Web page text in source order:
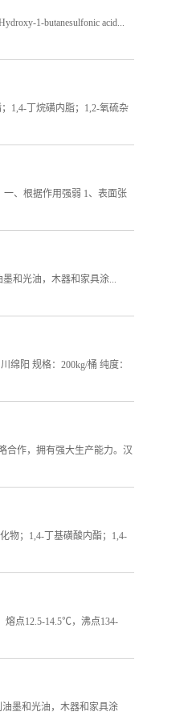
1-butanesulfonic acid...
1,4-丁烷磺内脂；1,2-氧硫杂
、根据作用强弱 1、表面张
和光油，木器和家具涂...
阳 规格：200kg/桶 纯度：
合作，拥有强大生产能力。汉
物；1,4-丁基磺酸内酯；1,4-
熔点12.5-14.5℃，沸点134-
墨和光油，木器和家具涂